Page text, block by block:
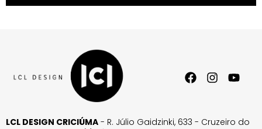
LCL DESIGN CRICIÚMA - R. Júlio Gaidzinki, 633 - Cruzeiro do